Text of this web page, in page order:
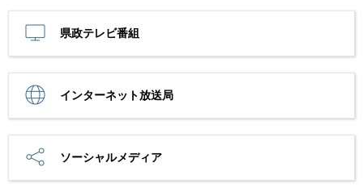
県政テレビ番組
インターネット放送局
ソーシャルメディア